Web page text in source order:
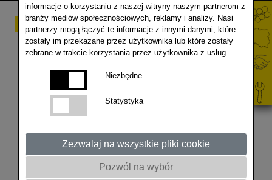
informacje o korzystaniu z naszej witryny naszym partnerom z
branży mediów społecznościowych, reklamy i analizy. Nasi
partnerzy mogą łączyć te informacje z innymi danymi, które
zostały im przekazane przez użytkownika lub które zostały
zebrane w trakcie korzystania przez użytkownika z usług.
Niezbędne
Statystyka
Zezwalaj na wszystkie pliki cookie
Pozwól na wybór
Podsumowanie
Akademii Rzepaku
21.05.2024
Mogliśmy ocenić stan plantacji podczas Akademii
Lembke w Grabonogu, w Skoraszewicach k. Krobi
(woj. wielkopolskie). #rapoolinfobox #dnipola
@akademiarzepaku #rzepak #rolnictwo